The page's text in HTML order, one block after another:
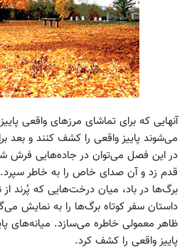
آنهایی که برای تماشای مرزهای واقعی
می‌شوند پاییز واقعی را کشف کنند و بعد
در این فصل می‌توان در جاده‌هایی فرش
قدم زد و آن صدای خاص را به خاطر سپرد.
برگ‌ها در باد، میان درخت‌هایی که پُرند
داستان سفر کوتاه برگ‌ها را به نمایش
ظاهر معمولی خاطره می‌سازد. میانه‌های
پاییز واقعی را کشف کرد.